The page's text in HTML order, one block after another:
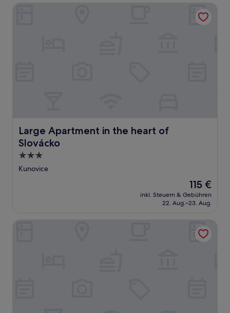
Bewertungen)
Large Apartment in the heart of
Slovácko
Large Apartment in the heart of Slovácko
3.0-
Sterne-
Kunovice
Der
Preis
beträgt
115 €
inkl. Steuern & Gebühren
22. Aug.–23. Aug.